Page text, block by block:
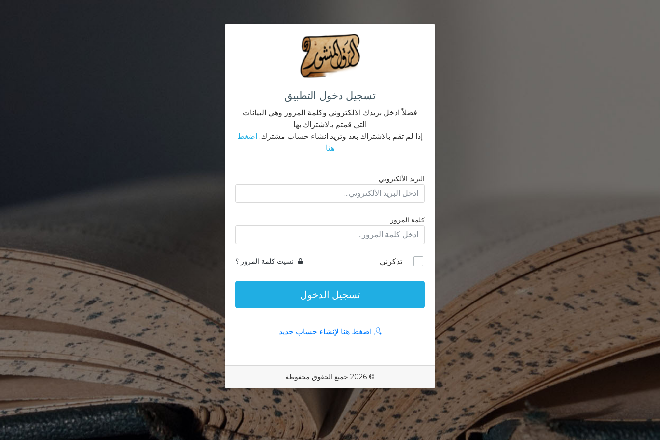
تسجيل دخول التطبيق
فضلاً ادخل بريدك الالكتروني وكلمة المرور وهي البيانات
التي قمتم بالاشتراك بها
إذا لم تقم بالاشتراك بعد وتريد انشاء حساب مشترك. اضغط
هنا
البريد الألكتروني
كلمة المرور
تذكرني نسيت كلمة المرور ؟
تسجيل الدخول
اضغط هنا لإنشاء حساب جديد
© 2026 جميع الحقوق محفوظة